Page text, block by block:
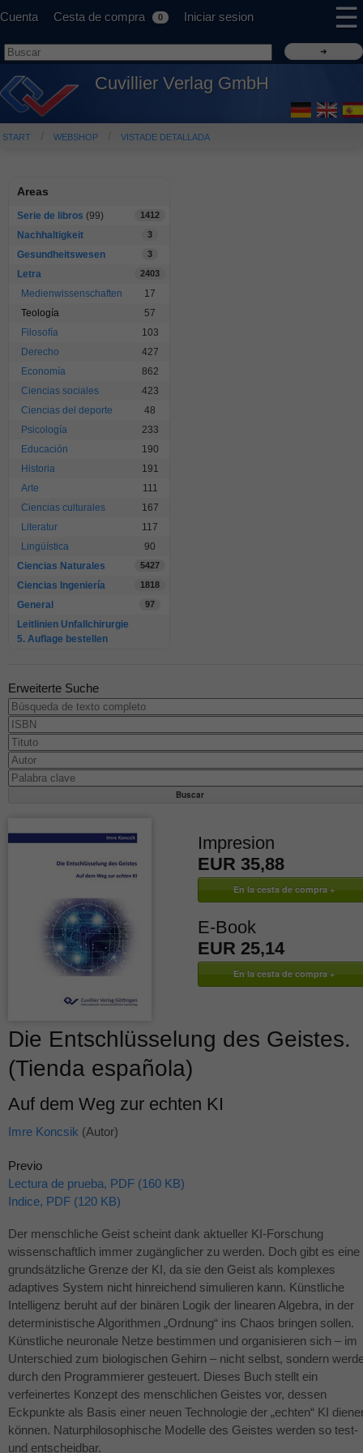
Cuenta Cesta de compra 0 Iniciar sesion ☰
Cuvillier Verlag GmbH
START WEBSHOP VISTADE DETALLADA
Areas
Serie de libros (99) 1412
Nachhaltigkeit 3
Gesundheitswesen 3
Letra 2403
Medienwissenschaften
17
Teología
57
Filosofía
103
Derecho
427
Economía
862
Ciencias sociales
423
Ciencias del deporte
48
Psicología
233
Educación
190
Historia
191
Arte
111
Ciencias culturales
167
Literatur
117
Lingüística
90
Ciencias Naturales
5427
Ciencias Ingeniería 1818
General 97
Leitlinien Unfallchirurgie
5. Auflage bestellen
Erweiterte Suche
Impresion
EUR 35,88
E-Book
EUR 25,14
Die Entschlüsselung des Geistes.
(Tienda española)
Auf dem Weg zur echten KI
Imre Koncsik (Autor)
Previo
Lectura de prueba, PDF (160 KB)
Indice, PDF (120 KB)
Der menschliche Geist scheint dank aktueller KI-Forschung
wissenschaftlich immer zugänglicher zu werden. Doch gibt es eine
grundsätzliche Grenze der KI, da sie den Geist als komplexes
adaptives System nicht hinreichend simulieren kann. Künstliche
Intelligenz beruht auf der binären Logik der linearen Algebra, in der
deterministische Algorithmen „Ordnung“ ins Chaos bringen sollen.
Künstliche neuronale Netze bestimmen und organisieren sich – im
Unterschied zum biologischen Gehirn – nicht selbst, sondern
durch den Programmierer gesteuert. Dieses Buch stellt ein
verfeinertes Konzept des menschlichen Geistes vor, dessen
Eckpunkte als Basis einer neuen Technologie der „echten“ KI
können. Naturphilosophische Modelle des Geistes werden so test-
und entscheidbar.